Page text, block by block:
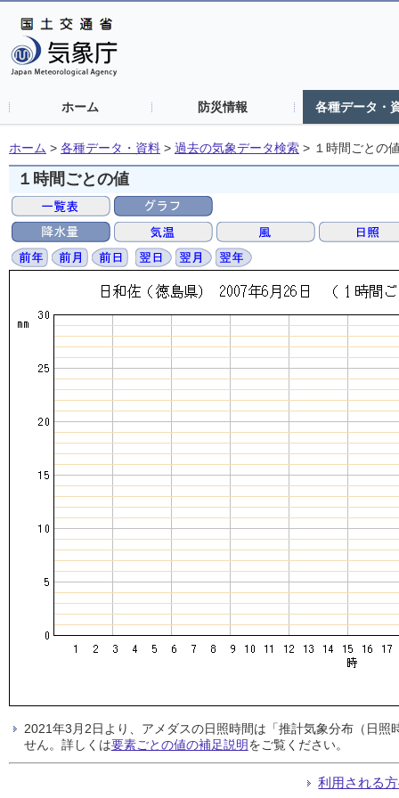
ホーム 防災情報 各種データ・
ホーム > 各種データ・資料 > 過去の気象データ検索 > １時間ごとの
１時間ごとの値
2021年3月2日より、アメダスの日照時間は「推計気象分布（日
せん。詳しくは要素ごとの値の補足説明をご覧ください。
利用される